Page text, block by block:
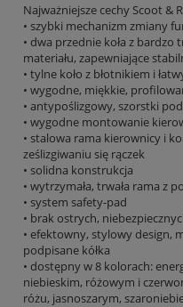
Najważniejsze cechy Scoot &
• szybki mechanizm zmiany
• dwa przednie koła z
materiału, zapewniające
• tylne koło z błotnikiem i
• wygodne, miękkie,
• antypoślizgowy, szorstki
• wygodne montowanie
• stalowa rama kierownicy i
ześlizgiwaniu się rączek
• solidna konstrukcja
• wytrzymała, trwała rama z
• system safety-pad
• brak ostrych,
• efektowny, stylowy design,
podpisane kółka
• dostępny w 8 kolorach:
niebieskim, różowym i
różu, jasnoszarym,